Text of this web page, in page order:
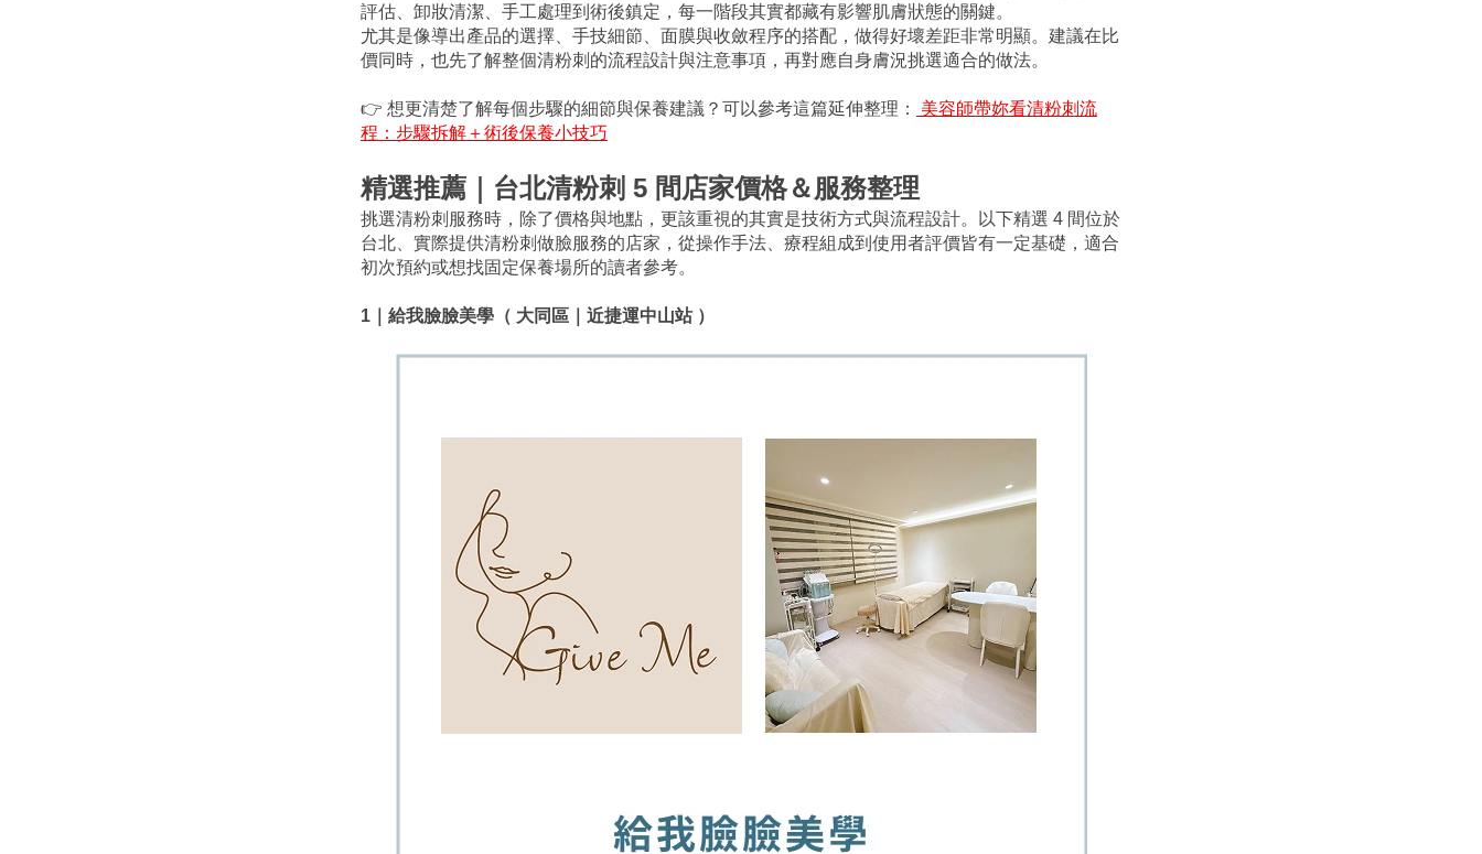
評估、卸妝清潔、手工處理到術後鎮定，每一階段其實都藏有影響肌膚狀態的關鍵。
尤其是像導出產品的選擇、手技細節、面膜與收斂程序的搭配，做得好壞差距非常明顯。建議在比
價同時，也先了解整個清粉刺的流程設計與注意事項，再對應自身膚況挑選適合的做法。
👉 想更清楚了解每個步驟的細節與保養建議？可以參考這篇延伸整理：
美容師帶妳看清粉刺流
程：步驟拆解＋術後保養小技巧
精選推薦｜台北清粉刺 5 間店家價格＆服務整理
挑選清粉刺服務時，除了價格與地點，更該重視的其實是技術方式與流程設計。以下精選 4 間位於
台北、實際提供清粉刺做臉服務的店家，從操作手法、療程組成到使用者評價皆有一定基礎，適合
初次預約或想找固定保養場所的讀者參考。
1｜給我臉臉美學（ 大同區｜近捷運中山站 ）